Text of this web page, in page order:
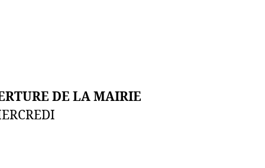
DE LA MAIRIE